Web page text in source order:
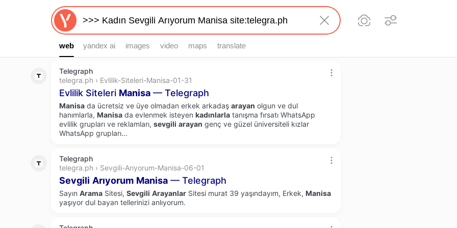
web
web yandex ai images video maps translate
Telegraph
telegra.ph › Evlilik-Siteleri-Manisa-01-31
Evlilik Siteleri Manisa — Telegraph
Manisa da ücretsiz ve üye olmadan erkek arkadaş arayan olgun ve dul
hanımlarla, Manisa da evlenmek isteyen kadınlarla tanışma fırsatı WhatsApp
evlilik grupları ve reklamları, sevgili arayan genç ve güzel üniversiteli kızlar
WhatsApp grupları...
Telegraph
telegra.ph › Sevgili-Arıyorum-Manisa-06-01
Sevgili Arıyorum Manisa — Telegraph
Sayın Arama Sitesi, Sevgili Arayanlar Sitesi murat 39 yaşındayım, Erkek, Manisa
yaşıyor dul bayan tellerinizi anlıyorum.